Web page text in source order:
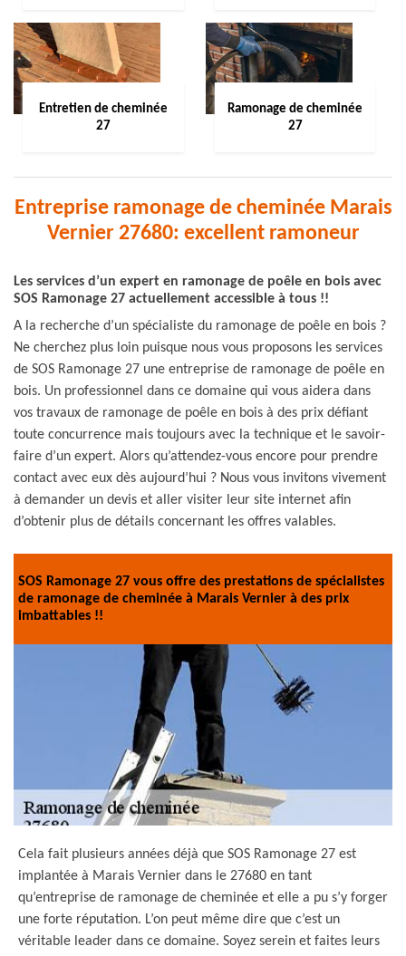
Entretien de cheminée
27
Ramonage de cheminée
27
Entreprise ramonage de cheminée Marais
Vernier 27680: excellent ramoneur
Les services d’un expert en ramonage de poêle en bois avec
SOS Ramonage 27 actuellement accessible à tous !!
A la recherche d’un spécialiste du ramonage de poêle en bois ?
Ne cherchez plus loin puisque nous vous proposons les services
de SOS Ramonage 27 une entreprise de ramonage de poêle en
bois. Un professionnel dans ce domaine qui vous aidera dans
vos travaux de ramonage de poêle en bois à des prix défiant
toute concurrence mais toujours avec la technique et le savoir-
faire d’un expert. Alors qu’attendez-vous encore pour prendre
contact avec eux dès aujourd’hui ? Nous vous invitons vivement
à demander un devis et aller visiter leur site internet afin
d’obtenir plus de détails concernant les offres valables.
SOS Ramonage 27 vous offre des prestations de spécialistes
de ramonage de cheminée à Marais Vernier à des prix
imbattables !!
Cela fait plusieurs années déjà que SOS Ramonage 27 est
implantée à Marais Vernier dans le 27680 en tant
qu’entreprise de ramonage de cheminée et elle a pu s’y forger
une forte réputation. L’on peut même dire que c’est un
véritable leader dans ce domaine. Soyez serein et faites leurs